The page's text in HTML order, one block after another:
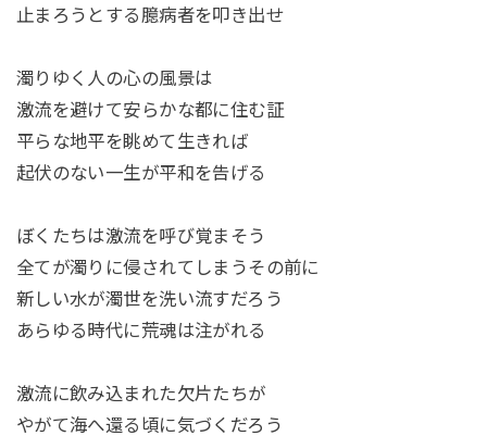
止まろうとする臆病者を叩き出せ
濁りゆく人の心の風景は
激流を避けて安らかな都に住む証
平らな地平を眺めて生きれば
起伏のない一生が平和を告げる
ぼくたちは激流を呼び覚まそう
全てが濁りに侵されてしまうその前に
新しい水が濁世を洗い流すだろう
あらゆる時代に荒魂は注がれる
激流に飲み込まれた欠片たちが
やがて海へ還る頃に気づくだろう